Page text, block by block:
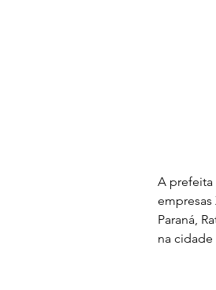
A prefeita
empresas
Paraná,
na cidade